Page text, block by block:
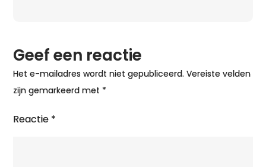
Geef een reactie
Het e-mailadres wordt niet gepubliceerd. Vereiste velden
zijn gemarkeerd met *
Reactie *